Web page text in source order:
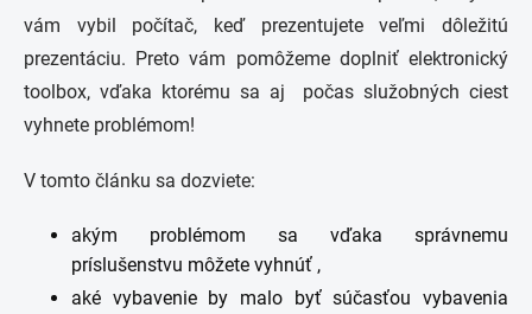
vám vybil počítač, keď prezentujete veľmi dôležitú
prezentáciu. Preto vám pomôžeme doplniť elektronický
toolbox, vďaka ktorému sa aj počas služobných ciest
vyhnete problémom!
V tomto článku sa dozviete:
akým problémom sa vďaka správnemu
príslušenstvu môžete vyhnúť ,
aké vybavenie by malo byť súčasťou vybavenia